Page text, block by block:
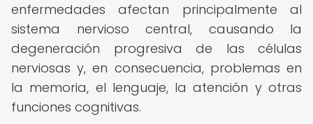
enfermedades afectan principalmente al
sistema nervioso central, causando la
degeneración progresiva de las células
nerviosas y, en consecuencia, problemas en
la memoria, el lenguaje, la atención y otras
funciones cognitivas.